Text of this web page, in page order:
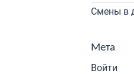
Смены в
Мета
Войти